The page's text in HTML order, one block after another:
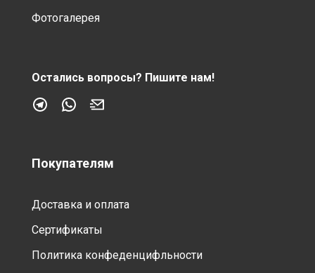
Фотогалерея
Остались вопросы? Пишите нам!
Покупателям
Доставка и оплата
Сертификаты
Политика конфеденцифльности